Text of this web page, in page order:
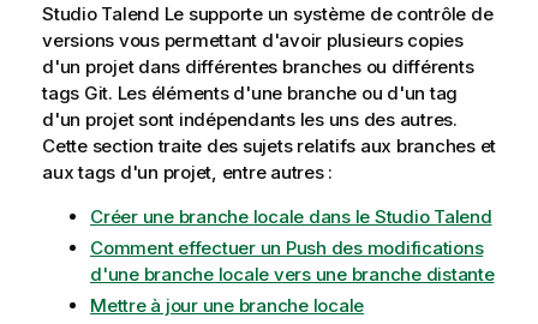
Studio Talend Le supporte un système de contrôle de
versions vous permettant d'avoir plusieurs copies
d'un projet dans différentes branches ou différents
tags Git. Les éléments d'une branche ou d'un tag
d'un projet sont indépendants les uns des autres.
Cette section traite des sujets relatifs aux branches et
aux tags d'un projet, entre autres :
Créer une branche locale dans le Studio Talend
Comment effectuer un Push des modifications
d'une branche locale vers une branche distante
Mettre à jour une branche locale